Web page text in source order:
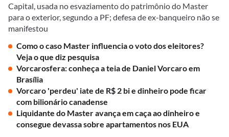
Capital, usada no esvaziamento do patrimônio do Master
para o exterior, segundo a PF; defesa de ex-banqueiro não se
manifestou
Como o caso Master influencia o voto dos eleitores?
Veja o que diz pesquisa
Vorcarosfera: conheça a teia de Daniel Vorcaro em
Brasília
Vorcaro 'perdeu' iate de R$ 2 bi e dinheiro pode ficar
com bilionário canadense
Liquidante do Master avança em caça ao dinheiro e
consegue devassa sobre apartamentos nos EUA